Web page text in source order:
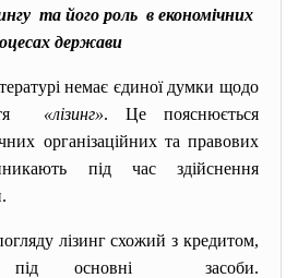
та його роль в економічних
держави
немає єдиної думки щодо
«лізинг». Це пояснюється
організаційних та правових
під час здійснення
лізинг схожий з кредитом,
під основні засоби.